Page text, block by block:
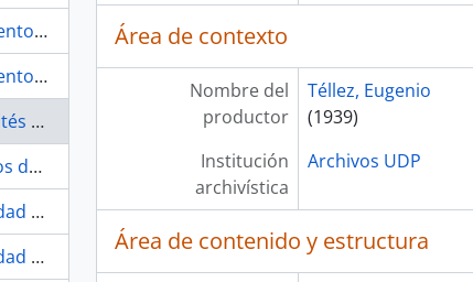
Illinois.
Illinois.
York.
Área de contexto
Nombre del
productor
Téllez, Eugenio
(1939)
Institución
archivística
Archivos UDP
Área de contenido y estructura